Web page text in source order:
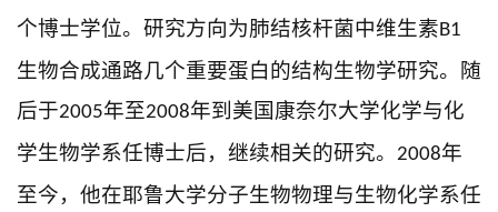
个博士学位。研究方向为肺结核杆菌中维生素 B1
生物合成通路几个重要蛋白的结构生物学研究。随
后于2005年至2008年到美国康奈尔大学化学与化
学生物学系任博士后，继续相关的研究。 2008年
至今，他在耶鲁大学分子生物物理与生物化学系任